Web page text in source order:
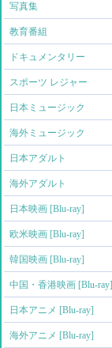
写真集
教育番組
ドキュメンタリー
スポーツ レジャー
日本ミュージック
海外ミュージック
日本アダルト
海外アダルト
日本映画 [Blu-ray]
欧米映画 [Blu-ray]
韓国映画 [Blu-ray]
中国・香港映画 [Blu-ray]
日本アニメ [Blu-ray]
海外アニメ [Blu-ray]